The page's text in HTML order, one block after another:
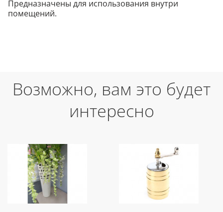
Предназначены для использования внутри
помещений.
Возможно, вам это будет
интересно